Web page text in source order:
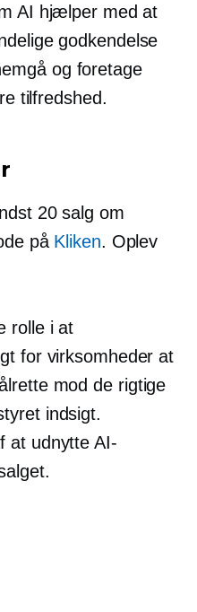
AI hjælper med at
godkendelse
og foretage
tilfredshed.
20 salg om
på Kliken. Oplev
rolle i at
for virksomheder at
mod de rigtige
indsigt.
​​at udnytte AI-